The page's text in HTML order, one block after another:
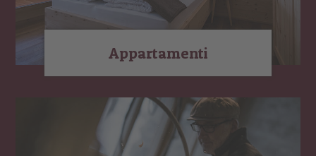
Appartamenti